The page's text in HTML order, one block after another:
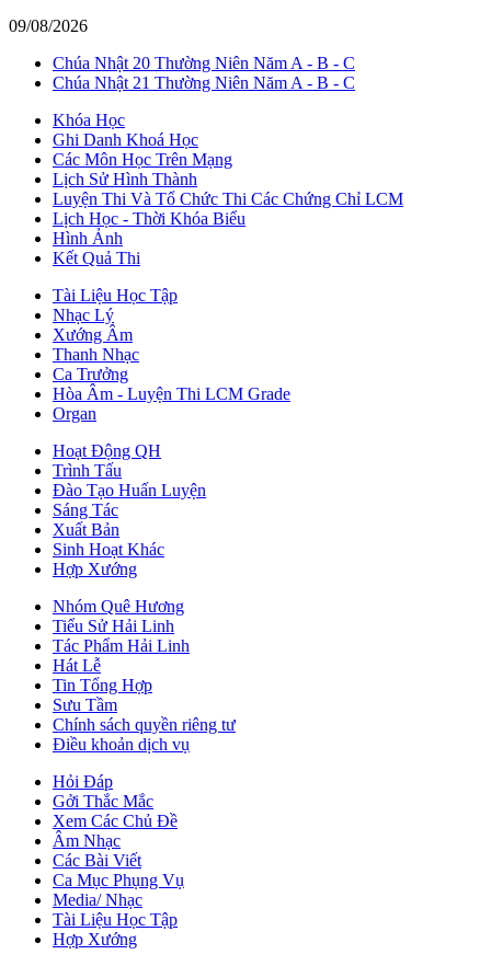
09/08/2026
Chúa Nhật 20 Thường Niên Năm A - B - C
Chúa Nhật 21 Thường Niên Năm A - B - C
Khóa Học
Ghi Danh Khoá Học
Các Môn Học Trên Mạng
Lịch Sử Hình Thành
Luyện Thi Và Tổ Chức Thi Các Chứng Chỉ LCM
Lịch Học - Thời Khóa Biểu
Hình Ảnh
Kết Quả Thi
Tài Liệu Học Tập
Nhạc Lý
Xướng Âm
Thanh Nhạc
Ca Trưởng
Hòa Âm - Luyện Thi LCM Grade
Organ
Hoạt Động QH
Trình Tấu
Đào Tạo Huấn Luyện
Sáng Tác
Xuất Bản
Sinh Hoạt Khác
Hợp Xướng
Nhóm Quê Hương
Tiểu Sử Hải Linh
Tác Phẩm Hải Linh
Hát Lễ
Tin Tổng Hợp
Sưu Tầm
Chính sách quyền riêng tư
Điều khoản dịch vụ
Hỏi Đáp
Gởi Thắc Mắc
Xem Các Chủ Đề
Âm Nhạc
Các Bài Viết
Ca Mục Phụng Vụ
Media/ Nhạc
Tài Liệu Học Tập
Hợp Xướng